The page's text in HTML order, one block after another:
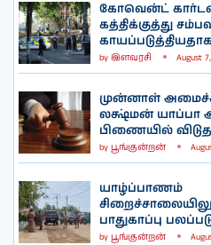
கோவென்ட்
கத்திக்குத்து
by இளவரசி August
முன்னாள்
லக்ஷ்மன் யாப்பா
பிணையில்
by பூங்குன்றன்
யாழ்ப்பாணம்
பாதுகாப்பு
by பூங்குன்றன்